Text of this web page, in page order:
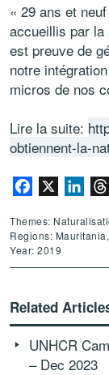
« 29 ans et
accueillis par la
est preuve de
notre
micros de nos
Lire la suite:
obtiennent-la-
Facebook
Themes:
Regions:
Year: 2019
Related
UNHCR
– Dec 2023